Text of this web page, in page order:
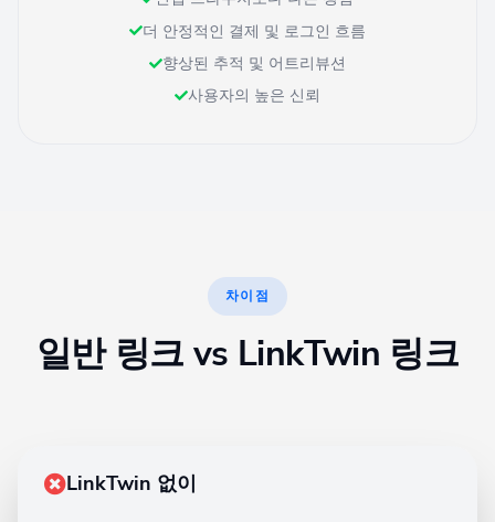
더 안정적인 결제 및 로그인 흐름
향상된 추적 및 어트리뷰션
사용자의 높은 신뢰
차이점
일반 링크 vs LinkTwin 링크
LinkTwin 없이